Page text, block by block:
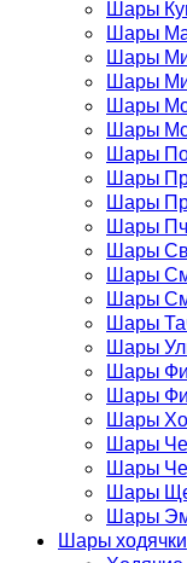
Шары
Шары
Шары
Шары
Шары
Шары
Шары
Шары
Шары
Шары
Шары
Шары
Шары
Шары
Шары
Шары
Шары
Шары
Шары
Шары
Шары
Шары
Шары ходячки